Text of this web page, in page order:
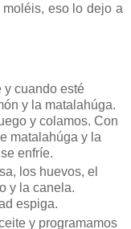
eso lo dejo a
y cuando esté
y la matalahúga.
y colamos. Con
matalahúga y la
enfríe.
los huevos, el
y la canela.
espiga.
y programamos